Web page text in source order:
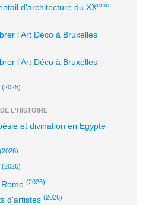
d'architecture du XXème
l’Art Déco à Bruxelles
l’Art Déco à Bruxelles
(2025)
L'HISTOIRE
et divination en Egypte
(2026)
(2026)
(2026)
d'artistes (2026)